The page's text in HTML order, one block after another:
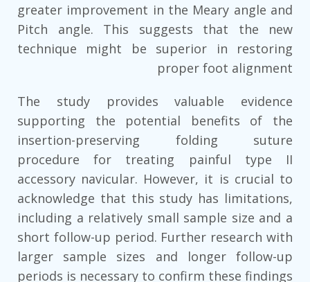
greater improvement in the Meary angle and
Pitch angle. This suggests that the new
technique might be superior in restoring
proper foot alignment
The study provides valuable evidence
supporting the potential benefits of the
insertion-preserving folding suture
procedure for treating painful type II
accessory navicular. However, it is crucial to
acknowledge that this study has limitations,
including a relatively small sample size and a
short follow-up period. Further research with
larger sample sizes and longer follow-up
periods is necessary to confirm these findings